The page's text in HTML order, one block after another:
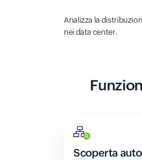
Analizza la
nei data center.
Scoperta